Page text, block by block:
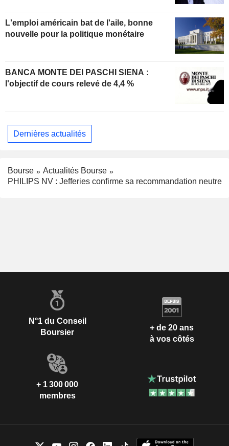
L'emploi américain bat de l'aile, bonne
nouvelle pour la politique monétaire
BANCA MONTE DEI PASCHI SIENA :
l'objectif de cours relevé de 4,4 %
Dernières actualités
Bourse
Actualités Bourse
PHILIPS NV : Jefferies confirme sa recommandation neutre
N°1 du Conseil
Boursier
+ de 20 ans
à vos côtés
+ 1 300 000
membres